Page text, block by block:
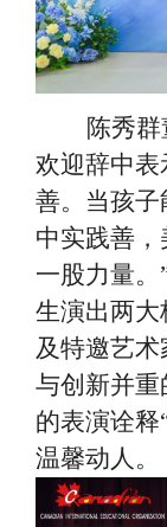
陈秀
欢迎辞中表
善。当孩
中实践善
一股力量
生演出两大
及特邀艺
与创新并
的表演诠释
温馨动人。